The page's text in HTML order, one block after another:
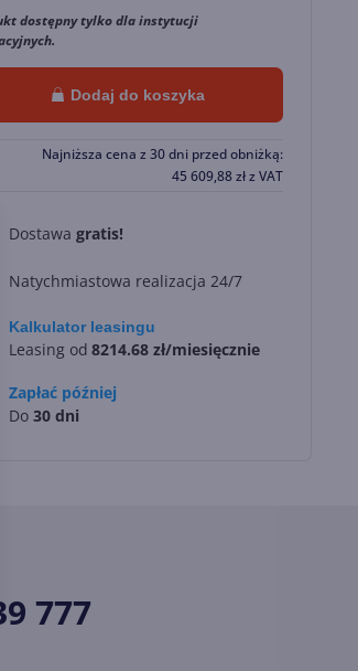
dostępny tylko dla instytucji
Dodaj do koszyka
Najniższa cena z 30 dni przed obniżką:
45 609,88złz VAT
Dostawa gratis!
Natychmiastowa realizacja 24/7
Kalkulator leasingu
Leasing od 8214.68 zł/miesięcznie
Zapłać później
Do 30 dni
777